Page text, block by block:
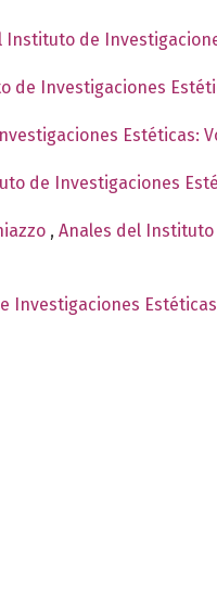
Instituto de
de Investigaciones
Estéticas:
de Investigaciones
, Anales del Instituto
Investigaciones